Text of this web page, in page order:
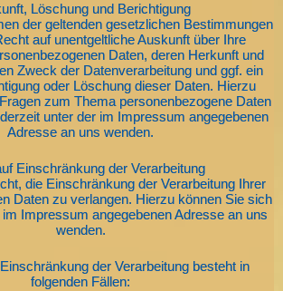
Löschung und Berichtigung
der geltenden gesetzlichen Bestimmungen
auf unentgeltliche Auskunft über Ihre
Daten, deren Herkunft und
Zweck der Datenverarbeitung und ggf. ein
oder Löschung dieser Daten. Hierzu
zum Thema personenbezogene Daten
unter der im Impressum angegebenen
Adresse an uns wenden.
Einschränkung der Verarbeitung
die Einschränkung der Verarbeitung Ihrer
Daten zu verlangen. Hierzu können Sie sich
Impressum angegebenen Adresse an uns
wenden.
der Verarbeitung besteht in
folgenden Fällen: